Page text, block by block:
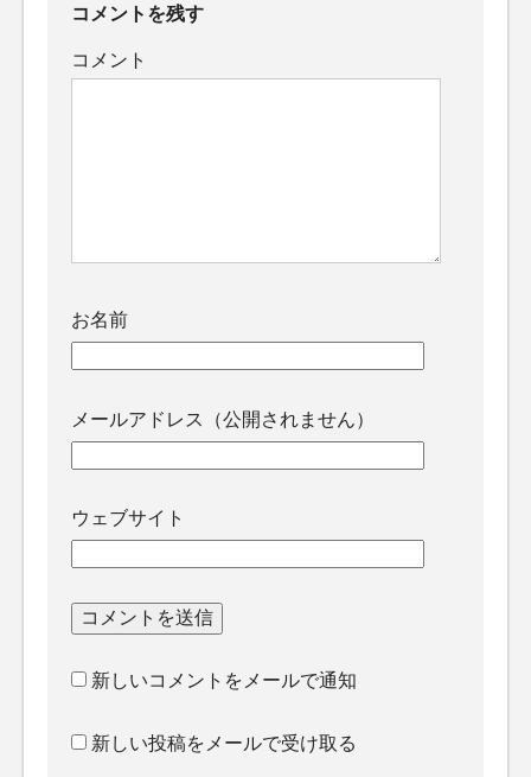
コメントを残す
コメント
お名前
メールアドレス（公開されません）
ウェブサイト
新しいコメントをメールで通知
新しい投稿をメールで受け取る